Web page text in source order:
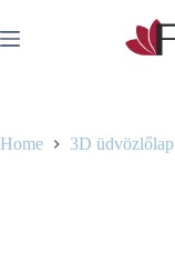
to
content
Home 3D üdvözlőlap